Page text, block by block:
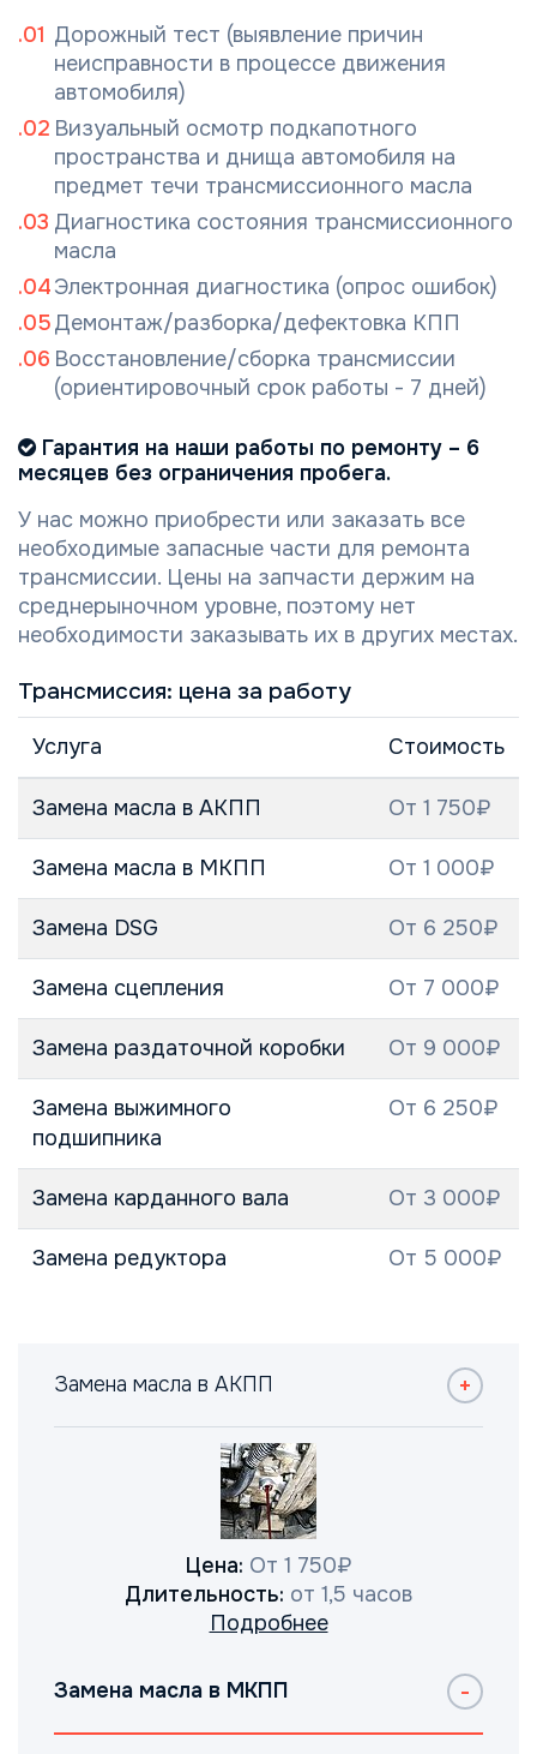
Дорожный тест (выявление причин
неисправности в процессе движения
автомобиля)
Визуальный осмотр подкапотного
пространства и днища автомобиля на
предмет течи трансмиссионного масла
Диагностика состояния трансмиссионного
масла
Электронная диагностика (опрос ошибок)
Демонтаж/разборка/дефектовка КПП
Восстановление/сборка трансмиссии
(ориентировочный срок работы - 7 дней)
Гарантия на наши работы по ремонту – 6
месяцев без ограничения пробега.
У нас можно приобрести или заказать все
необходимые запасные части для ремонта
трансмиссии. Цены на запчасти держим на
среднерыночном уровне, поэтому нет
необходимости заказывать их в других местах.
Трансмиссия: цена за работу
Услуга Стоимость
Замена масла в АКПП От 1 750₽
Замена масла в МКПП От 1 000₽
Замена DSG От 6 250₽
Замена сцепления От 7 000₽
Замена раздаточной коробки От 9 000₽
Замена выжимного
подшипника
От 6 250₽
Замена карданного вала От 3 000₽
Замена редуктора От 5 000₽
Замена масла в АКПП
Цена: От 1 750₽
Длительность: от 1,5 часов
Подробнее
Замена масла в МКПП